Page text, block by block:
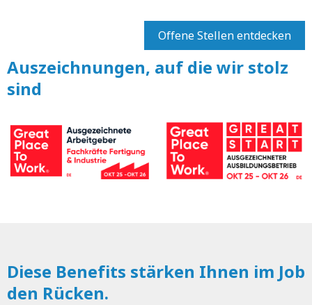
Offene Stellen entdecken
Auszeichnungen, auf die wir stolz
sind
Diese Benefits stärken Ihnen im Job
den Rücken.